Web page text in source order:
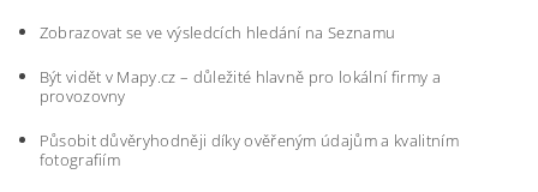
Zobrazovat se ve výsledcích hledání na Seznamu
Být vidět v Mapy.cz – důležité hlavně pro lokální firmy a
provozovny
Působit důvěryhodněji díky ověřeným údajům a kvalitním
fotografiím